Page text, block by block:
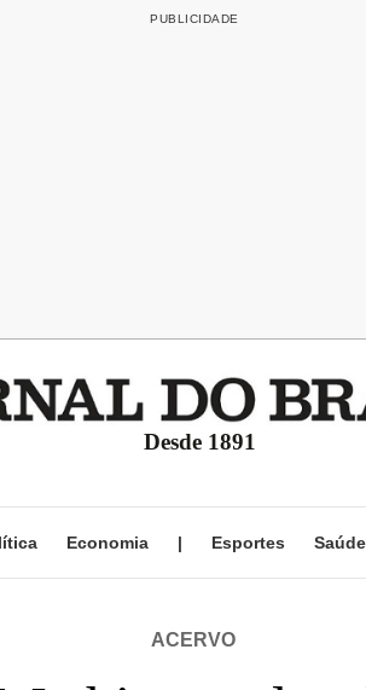
Desde 1891
Economia | Esportes Saúde
ACERVO